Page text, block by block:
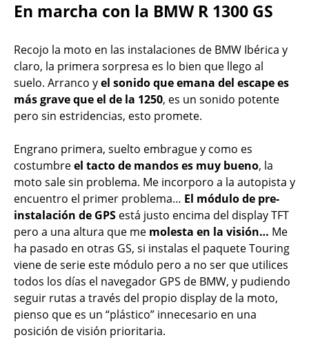
En marcha con la BMW R 1300 GS
Recojo la moto en las instalaciones de BMW Ibérica y
claro, la primera sorpresa es lo bien que llego al
suelo. Arranco yel sonido que emana del escape es
más grave que el de la 1250, es un sonido potente
pero sin estridencias, esto promete.
Engrano primera, suelto embrague y como es
costumbreel tacto de mandos es muy bueno, la
moto sale sin problema. Me incorporo a la autopista y
encuentro el primer problema… El módulo de pre-
instalación de GPS está justo encima del display TFT
pero a una altura que me molesta en la visión… Me
ha pasado en otras GS, si instalas el paquete Touring
viene de serie este módulo pero a no ser que utilices
todos los días el navegador GPS de BMW, y pudiendo
seguir rutas a través del propio display de la moto,
pienso que es un “plástico” innecesario en una
posición de visión prioritaria.